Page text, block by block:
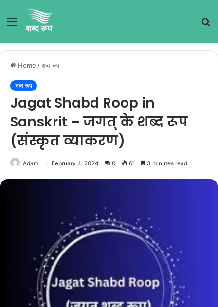
Menu
Home /शब्द रूप
शब्द रूप
Jagat Shabd Roop in
Sanskrit – जगत् के शब्द रूप
(संस्कृत व्याकरण)
Adam February 4, 2024 0 61 3 minutes read